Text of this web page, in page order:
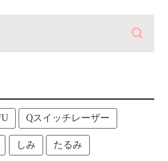
Qスイッチレーザー
しみ たるみ